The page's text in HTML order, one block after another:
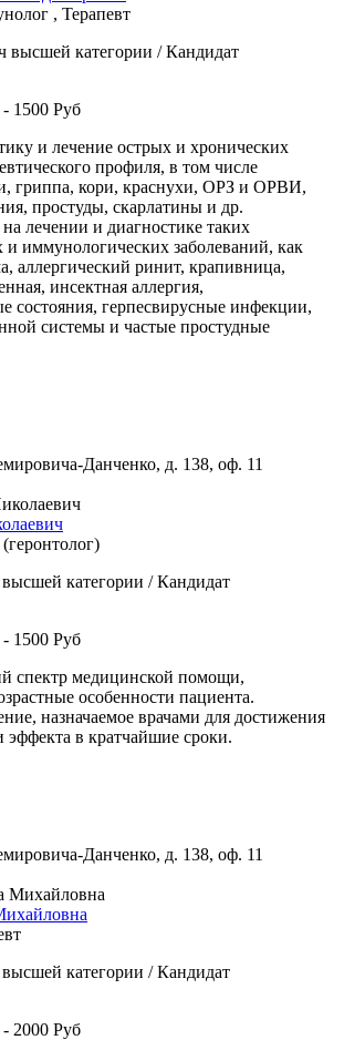
, Терапевт
высшей категории / Кандидат
1500 Руб
и лечение острых и хронических
профиля, в том числе
гриппа, кори, краснухи, ОРЗ и ОРВИ,
простуды, скарлатины и др.
лечении и диагностике таких
и иммунологических заболеваний, как
аллергический ринит, крапивница,
инсектная аллергия,
состояния, герпесвирусные инфекции,
системы и частые простудные
Данченко, д. 138, оф. 11
категории / Кандидат
1500 Руб
спектр медицинской помощи,
особенности пациента.
назначаемое врачами для достижения
эффекта в кратчайшие сроки.
Данченко, д. 138, оф. 11
категории / Кандидат
2000 Руб